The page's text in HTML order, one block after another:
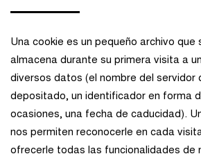
Una cookie es un pequeño archivo que
almacena durante su primera visita a
diversos datos (el nombre del servidor
depositado, un identificador en forma
ocasiones, una fecha de caducidad).
nos permiten reconocerle en cada
ofrecerle todas las funcionalidades de